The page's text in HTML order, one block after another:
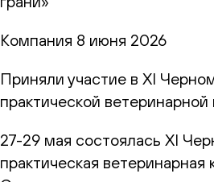
Компания 8 июня 2026
Приняли участие в XI
практической
27-29 мая состоялась XI
практическая ветеринарная